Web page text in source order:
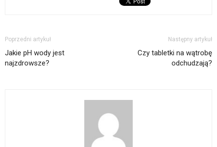
Poprzedni artykuł
Jakie pH wody jest
najzdrowsze?
Następny artykuł
Czy tabletki na wątrobę
odchudzają?